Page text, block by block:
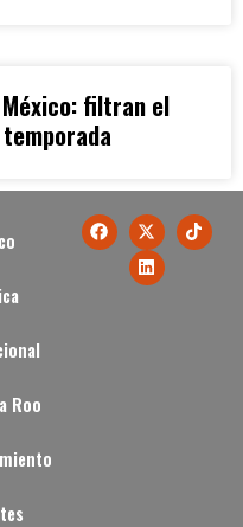
México: filtran el
Roo